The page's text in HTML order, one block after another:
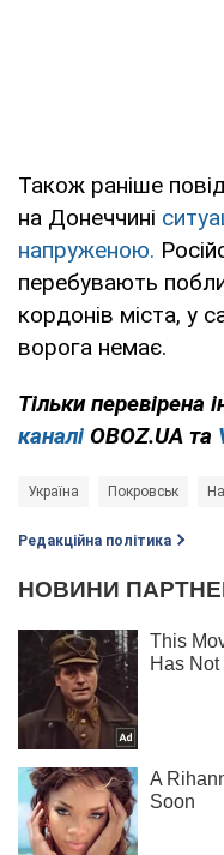
Також раніше
на Донеччині
напруженою.
перебувають
кордонів міста, у
ворога немає.
Тільки перевірена
каналі OBOZ.UA та
Україна Покровськ
Редакційна політика